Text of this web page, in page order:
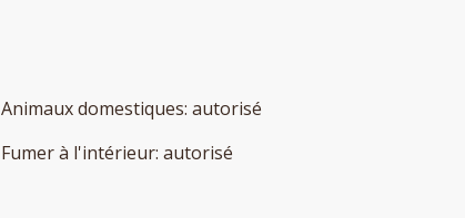
Animaux domestiques: autorisé
Fumer à l'intérieur: autorisé